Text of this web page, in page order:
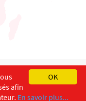
OK
afin
En savoir plus...